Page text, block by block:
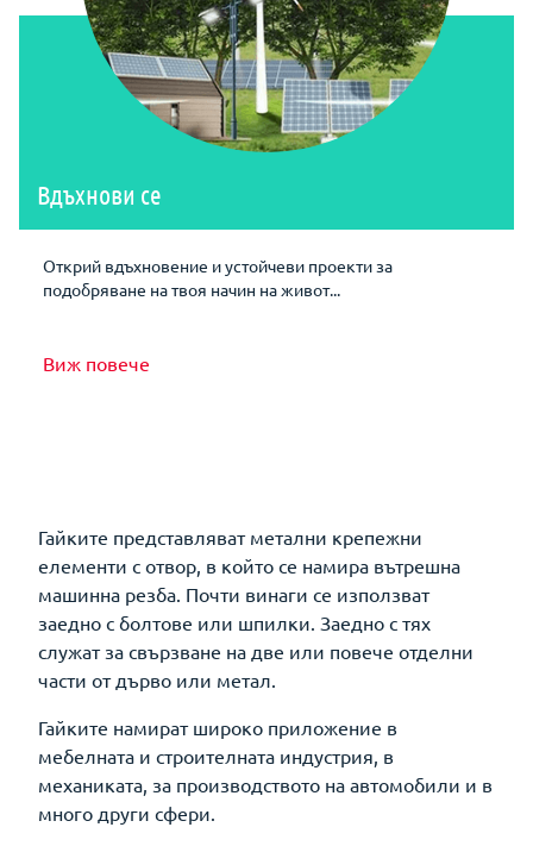
Вдъхнови се
Открий вдъхновение и устойчеви проекти за
подобряване на твоя начин на живот...
Виж повече
Гайките представляват метални крепежни
елементи с отвор, в който се намира вътрешна
машинна резба. Почти винаги се използват
заедно с болтове или шпилки. Заедно с тях
служат за свързване на две или повече отделни
части от дърво или метал.
Гайките намират широко приложение в
мебелната и строителната индустрия, в
механиката, за производството на автомобили и в
много други сфери.